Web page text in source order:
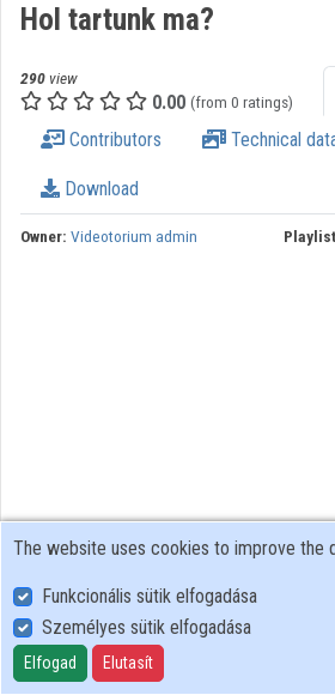
Categories
Organization playlists
Hol tartunk ma?
290 view
0.00 (from 0 ratings)
Contributors Technical
Download
Owner: Videotorium admin
User Policy
Adatkezelési tájékoztató (en)
Cookie Policy
The website uses cookies to improve the
Funkcionális sütik elfogadása
Személyes sütik elfogadása
Elfogad Elutasít